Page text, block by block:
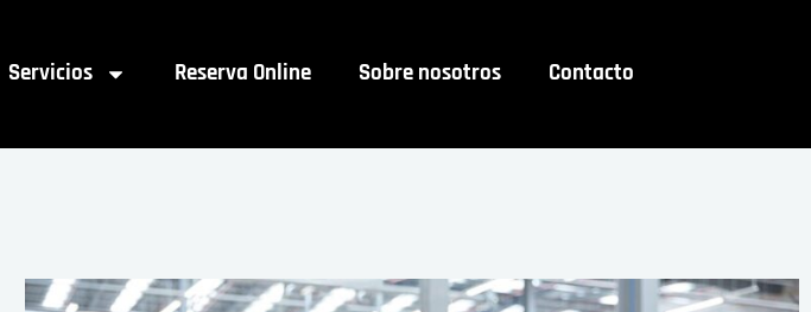
Servicios Reserva Online Sobre nosotros Contacto